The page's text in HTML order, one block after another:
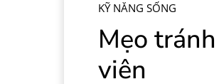
KỸ NĂNG SỐNG
Mẹo
viên